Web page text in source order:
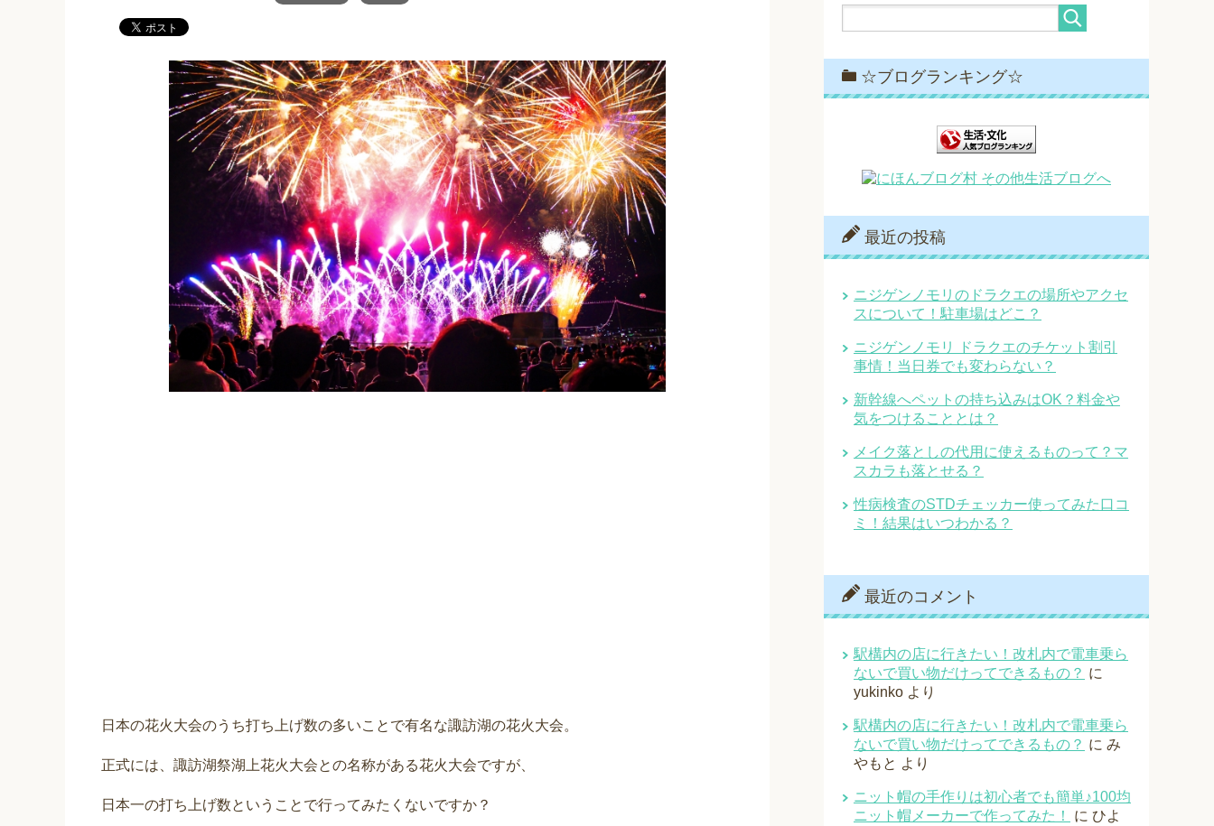
日本の花火大会のうち打ち上げ数の多いことで有名な諏訪湖の花火大会。
正式には、諏訪湖祭湖上花火大会との名称がある花火大会ですが、
日本一の打ち上げ数ということで行ってみたくないですか？
☆ブログランキング☆
最近の投稿
ニジゲンノモリのドラクエの場所やアクセ
スについて！駐車場はどこ？
ニジゲンノモリ ドラクエのチケット割引
事情！当日券でも変わらない？
新幹線へペットの持ち込みはOK？料金や
気をつけることとは？
メイク落としの代用に使えるものって？マ
スカラも落とせる？
性病検査のSTDチェッカー使ってみた口コ
ミ！結果はいつわかる？
最近のコメント
駅構内の店に行きたい！改札内で電車乗ら
ないで買い物だけってできるもの？ に
yukinko より
駅構内の店に行きたい！改札内で電車乗ら
ないで買い物だけってできるもの？ に み
やもと より
ニット帽の手作りは初心者でも簡単♪100均
ニット帽メーカーで作ってみた！
に ひよ